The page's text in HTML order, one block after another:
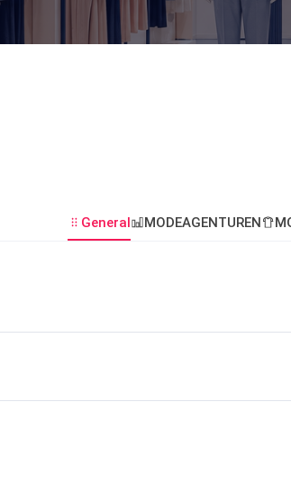
General MODEAGENTUREN